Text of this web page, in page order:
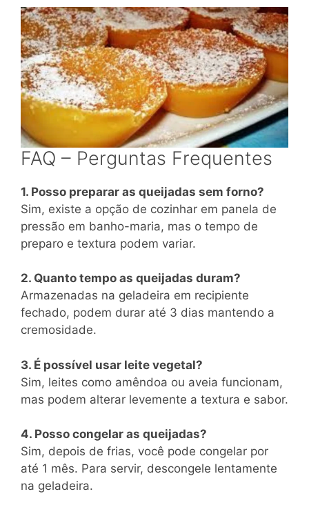
FAQ – Perguntas Frequentes
1. Posso preparar as queijadas sem forno?
Sim, existe a opção de cozinhar em panela de
pressão em banho-maria, mas o tempo de
preparo e textura podem variar.
2. Quanto tempo as queijadas duram?
Armazenadas na geladeira em recipiente
fechado, podem durar até 3 dias mantendo a
cremosidade.
3. É possível usar leite vegetal?
Sim, leites como amêndoa ou aveia funcionam,
mas podem alterar levemente a textura e sabor.
4. Posso congelar as queijadas?
Sim, depois de frias, você pode congelar por
até 1 mês. Para servir, descongele lentamente
na geladeira.